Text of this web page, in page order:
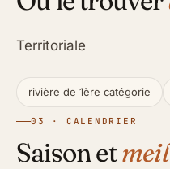
Territoriale
rivière de 1ère catégorie
03 · CALENDRIER
Saison et